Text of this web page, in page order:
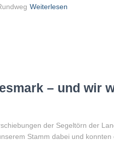
Weiterlesen
– und wir
der Segeltörn der
Stamm dabei und konnten